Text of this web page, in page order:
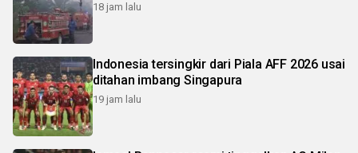
18 jam lalu
Indonesia tersingkir dari Piala AFF 2026 usai
ditahan imbang Singapura
19 jam lalu